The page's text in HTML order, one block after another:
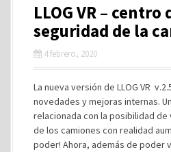
LLOG VR –
seguridad de la
4 febrero, 2020
La nueva versión de LLOG VR
novedades y mejoras internas.
relacionada con la posibilidad
de los camiones con realidad
poder! Ahora, además de poder